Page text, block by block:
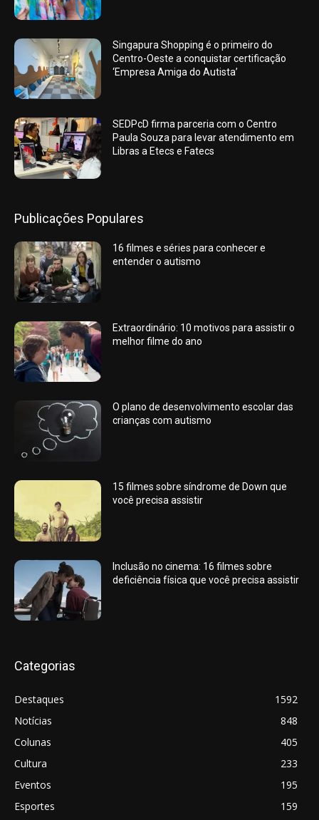
Singapura Shopping é o primeiro do
Centro-Oeste a conquistar certificação
‘Empresa Amiga do Autista’
SEDPcD firma parceria com o Centro
Paula Souza para levar atendimento em
Libras a Etecs e Fatecs
Publicações Populares
16 filmes e séries para conhecer e
entender o autismo
Extraordinário: 10 motivos para assistir o
melhor filme do ano
O plano de desenvolvimento escolar das
crianças com autismo
15 filmes sobre síndrome de Down que
você precisa assistir
Inclusão no cinema: 16 filmes sobre
deficiência física que você precisa assistir
Categorias
Destaques
1592
Notícias
848
Colunas
405
Cultura
233
Eventos
195
Esportes
159